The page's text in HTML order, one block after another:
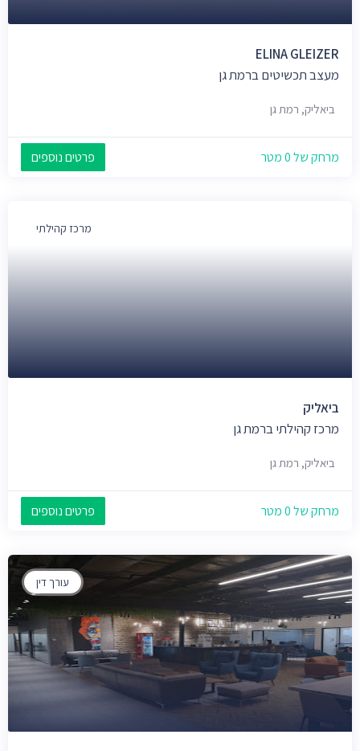
ELINA GLEIZER
מעצב תכשיטים ברמת גן
ביאליק, רמת גן
מרחק של 0 מטר פרטים נוספים
מרכז קהילתי
ביאליק
מרכז קהילתי ברמת גן
ביאליק, רמת גן
מרחק של 0 מטר פרטים נוספים
עורך דין